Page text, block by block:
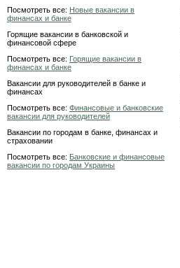
Посмотреть все: Новые вакансии в
финансах и банке
Горящие вакансии в банковской и
финансовой сфере
Посмотреть все: Горящие вакансии в
финансах и банке
Вакансии для руководителей в банке и
финансах
Посмотреть все: Финансовые и банковские
вакансии для руководителей
Вакансии по городам в банке, финансах и
страховании
Посмотреть все: Банковские и финансовые
вакансии по городам Украины